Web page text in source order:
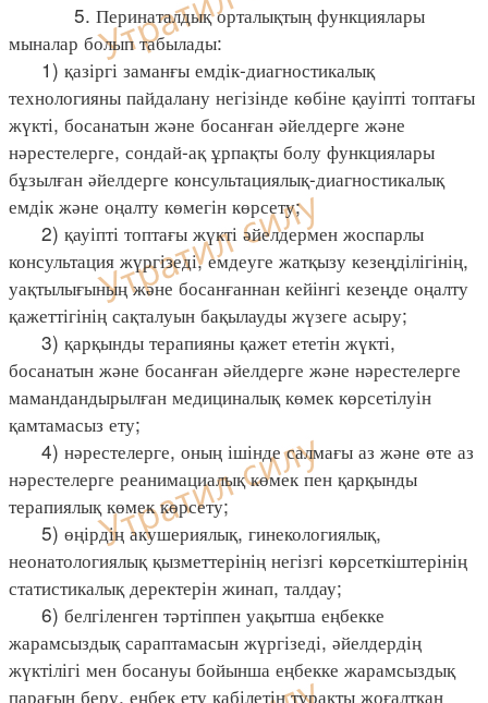
5. Перинаталдық орталықтың функциялары
мыналар болып табылады:
1) қазіргі заманғы емдік-диагностикалық
технологияны пайдалану негізінде көбіне қауіпті топтағы
жүкті, босанатын және босанған әйелдерге және
нәрестелерге, сондай-ақ ұрпақты болу функциялары
бұзылған әйелдерге консультациялық-диагностикалық
емдік және оңалту көмегін көрсету;
2) қауіпті топтағы жүкті әйелдермен жоспарлы
консультация жүргізеді, емдеуге жатқызу кезеңділігінің,
уақтылығының және босанғаннан кейінгі кезеңде оңалту
қажеттігінің сақталуын бақылауды жүзеге асыру;
3) қарқынды терапияны қажет ететін жүкті,
босанатын және босанған әйелдерге және нәрестелерге
мамандандырылған медициналық көмек көрсетілуін
қамтамасыз ету;
4) нәрестелерге, оның ішінде салмағы аз және өте аз
нәрестелерге реанимациалық көмек пен қарқынды
терапиялық көмек көрсету;
5) өңірдің акушериялық, гинекологиялық,
неонатологиялық қызметтерінің негізгі көрсеткіштерінің
статистикалық деректерін жинап, талдау;
6) белгіленген тәртіппен уақытша еңбекке
жарамсыздық сараптамасын жүргізеді, әйелдердің
жүктілігі мен босануы бойынша еңбекке жарамсыздық
парағын беру, еңбек ету қабілетін тұрақты жоғалтқан